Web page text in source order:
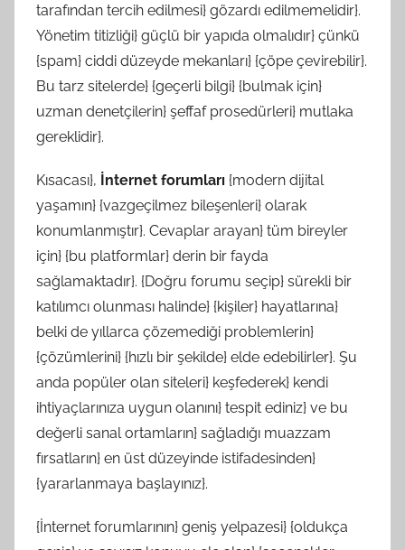
tarafından tercih edilmesi} gözardı edilmemelidir}.
Yönetim titizliği} güçlü bir yapıda olmalıdır} çünkü
{spam} ciddi düzeyde mekanları} {çöpe çevirebilir}.
Bu tarz sitelerde} {geçerli bilgi} {bulmak için}
uzman denetçilerin} şeffaf prosedürleri} mutlaka
gereklidir}.
Kısacası}, İnternet forumları {modern dijital
yaşamın} {vazgeçilmez bileşenleri} olarak
konumlanmıştır}. Cevaplar arayan} tüm bireyler
için} {bu platformlar} derin bir fayda
sağlamaktadır}. {Doğru forumu seçip} sürekli bir
katılımcı olunması halinde} {kişiler} hayatlarına}
belki de yıllarca çözemediği problemlerin}
{çözümlerini} {hızlı bir şekilde} elde edebilirler}. Şu
anda popüler olan siteleri} keşfederek} kendi
ihtiyaçlarınıza uygun olanını} tespit ediniz} ve bu
değerli sanal ortamların} sağladığı muazzam
fırsatların} en üst düzeyinde istifadesinden}
{yararlanmaya başlayınız}.
{İnternet forumlarının} geniş yelpazesi} {oldukça